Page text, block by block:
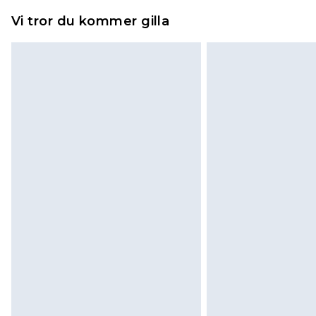
piercade smycken,
Vi tror du kommer gilla